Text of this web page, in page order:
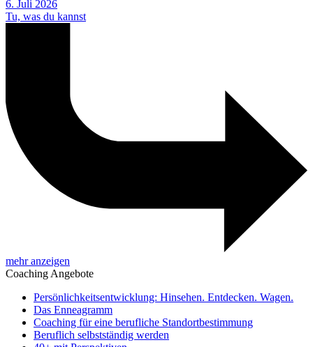
6. Juli 2026
Tu, was du kannst
mehr anzeigen
Coaching Angebote
Persönlichkeitsentwicklung: Hinsehen. Entdecken. Wagen.
Das Enneagramm
Coaching für eine berufliche Standortbestimmung
Beruflich selbstständig werden